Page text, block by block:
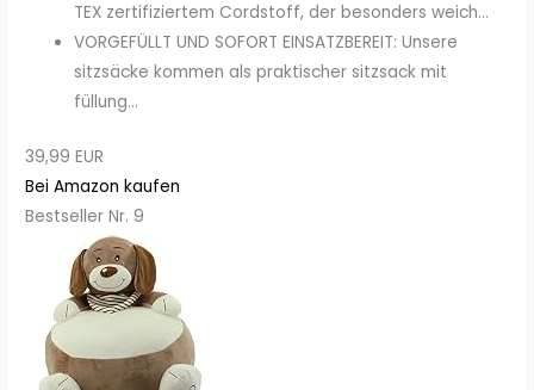
TEX zertifiziertem Cordstoff, der besonders weich...
VORGEFÜLLT UND SOFORT EINSATZBEREIT: Unsere
sitzsäcke kommen als praktischer sitzsack mit
füllung...
39,99 EUR
Bei Amazon kaufen
Bestseller Nr. 9